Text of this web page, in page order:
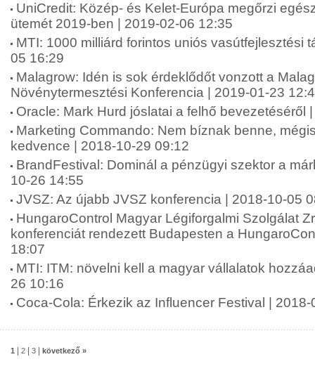
UniCredit: Közép- és Kelet-Európa megőrzi
ütemét 2019-ben | 2019-02-06 12:35
MTI: 1000 milliárd forintos uniós vasútfejlesztési
05 16:29
Malagrow: Idén is sok érdeklődőt vonzott a
Növénytermesztési Konferencia | 2019-01-23
Oracle: Mark Hurd jóslatai a felhő bevezetéséről
Marketing Commando: Nem bíznak benne,
kedvence | 2018-10-29 09:12
BrandFestival: Dominál a pénzügyi szektor a
10-26 14:55
JVSZ: Az újabb JVSZ konferencia | 2018-10-05
HungaroControl Magyar Légiforgalmi Szolgálat
konferenciát rendezett Budapesten a
18:07
MTI: ITM: növelni kell a magyar vállalatok
26 10:16
Coca-Cola: Érkezik az Influencer Festival |
1 2 3 következő »